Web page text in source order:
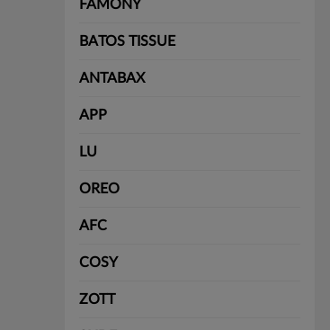
FAMONY
BATOS TISSUE
ANTABAX
APP
LU
OREO
AFC
COSY
ZOTT